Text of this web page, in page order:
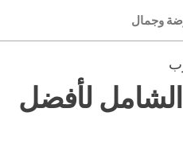
وجمال
لأفضل